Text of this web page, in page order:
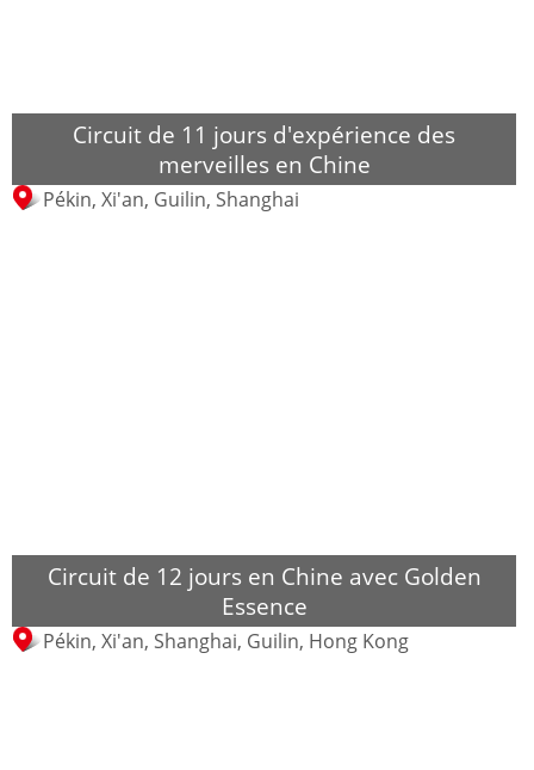
Circuit de 11 jours d'expérience des
merveilles en Chine
Pékin, Xi'an, Guilin, Shanghai
Circuit de 12 jours en Chine avec Golden
Essence
Pékin, Xi'an, Shanghai, Guilin, Hong Kong